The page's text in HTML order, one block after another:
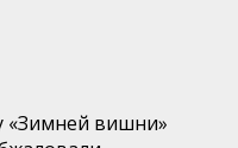
«Зимней вишни»